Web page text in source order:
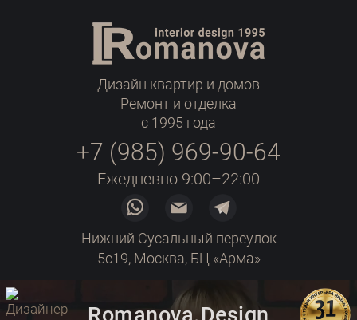
Дизайн квартир и домов
Ремонт и отделка
с 1995 года
+7 (985) 969-90-64
Ежедневно 9:00–22:00
Нижний Сусальный переулок
5с19, Москва, БЦ «Арма»